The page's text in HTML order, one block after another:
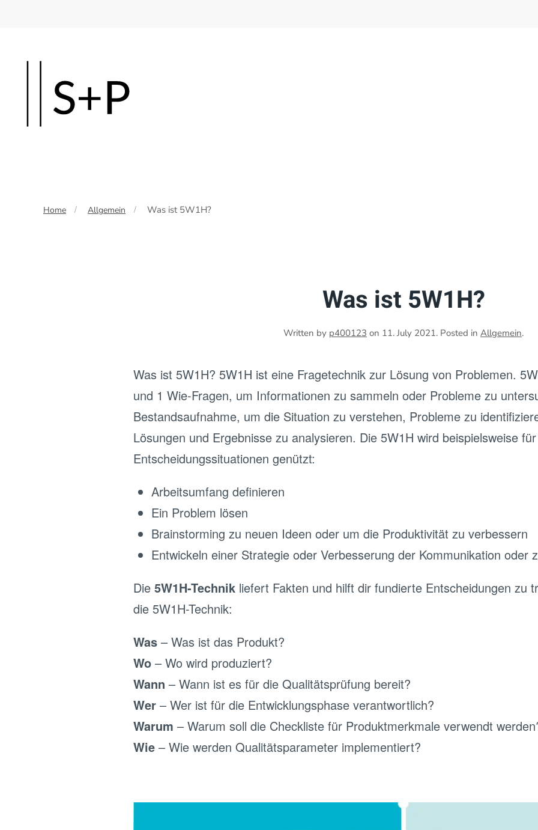
content
Home Allgemein Was ist 5W1H?
Was ist 5W1H?
Written by p400123 on 11. July 2021. Posted in Allgemein.
Was ist 5W1H? 5W1H ist eine Fragetechnik zur Lösung von Problemen.
und 1 Wie-Fragen, um Informationen zu sammeln oder Probleme zu
Bestandsaufnahme, um die Situation zu verstehen, Probleme zu
Lösungen und Ergebnisse zu analysieren. Die 5W1H wird beispielsweise
Entscheidungssituationen genützt:
Arbeitsumfang definieren
Ein Problem lösen
Brainstorming zu neuen Ideen oder um die Produktivität zu verbessern
Entwickeln einer Strategie oder Verbesserung der Kommunikation oder
Die 5W1H-Technik liefert Fakten und hilft dir fundierte Entscheidungen zu
die 5W1H-Technik:
Was – Was ist das Produkt?
Wo – Wo wird produziert?
Wann – Wann ist es für die Qualitätsprüfung bereit?
Wer – Wer ist für die Entwicklungsphase verantwortlich?
Warum – Warum soll die Checkliste für Produktmerkmale verwendt
Wie – Wie werden Qualitätsparameter implementiert?